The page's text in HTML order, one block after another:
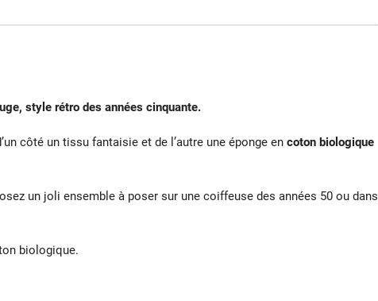
style rétro des années cinquante.
côté un tissu fantaisie et de l’autre une éponge en coton biologique
un joli ensemble à poser sur une coiffeuse des années 50 ou dans
biologique.